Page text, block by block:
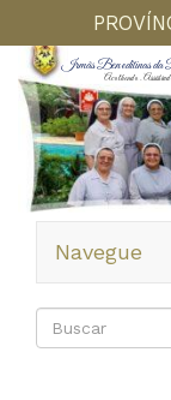
Irmãs Beneditinas da
Acolhendo .
Navegue